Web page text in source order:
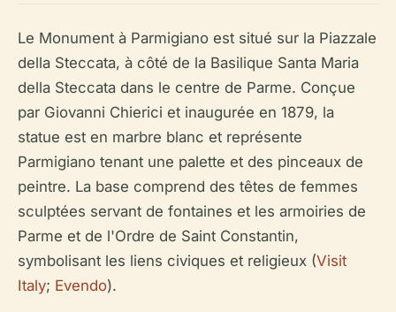
Le Monument à Parmigiano est situé sur la Piazzale
della Steccata, à côté de la Basilique Santa Maria
della Steccata dans le centre de Parme. Conçue
par Giovanni Chierici et inaugurée en 1879, la
statue est en marbre blanc et représente
Parmigiano tenant une palette et des pinceaux de
peintre. La base comprend des têtes de femmes
sculptées servant de fontaines et les armoiries de
Parme et de l'Ordre de Saint Constantin,
symbolisant les liens civiques et religieux (Visit
Italy; Evendo).